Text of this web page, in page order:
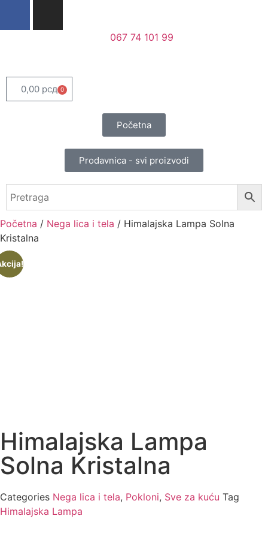
067 74 101 99
0,00 рсд 0
Početna
Prodavnica - svi proizvodi
Početna / Nega lica i tela / Himalajska Lampa Solna
Kristalna
Himalajska Lampa
Solna Kristalna
Categories Nega lica i tela, Pokloni, Sve za kuću Tag
Himalajska Lampa